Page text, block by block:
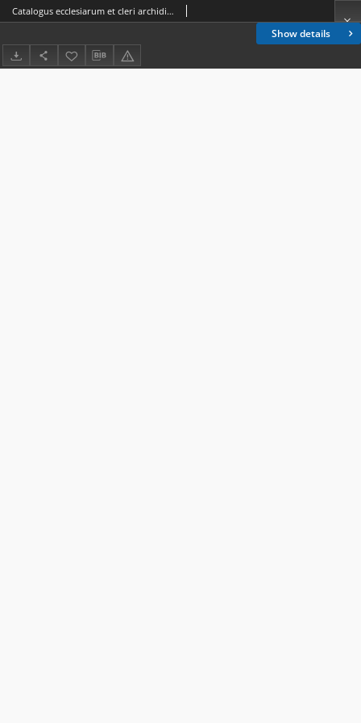
Show details
Catalogus ecclesiarum et cleri archidioecesis vilnensis pro anno domini 1939